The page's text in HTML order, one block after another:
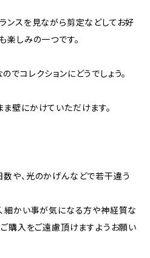
ンスを見ながら剪定などしてお好
楽しみの一つです。
コレクションにどうでしょう。
壁にかけていただけます。
や、光のかげんなどで若干違う
細かい事が気になる方や神経質な
ご購入をご遠慮頂けますようお願い